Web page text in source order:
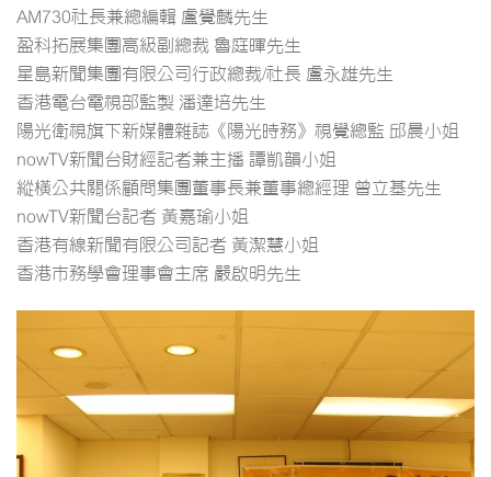
AM730社長兼總編輯 盧覺麟先生
盈科拓展集團高級副總裁 魯庭暉先生
星島新聞集團有限公司行政總裁/社長 盧永雄先生
香港電台電視部監製 潘達培先生
陽光衛視旗下新媒體雜誌《陽光時務》視覺總監 邱晨小姐
nowTV新聞台財經記者兼主播 譚凱韻小姐
縱橫公共關係顧問集團董事長兼董事總經理 曾立基先生
nowTV新聞台記者 黃嘉瑜小姐
香港有線新聞有限公司記者 黃潔慧小姐
香港市務學會理事會主席 嚴啟明先生